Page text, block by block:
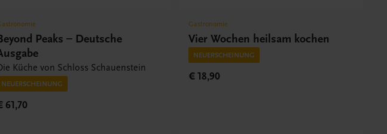
Peaks – Deutsche
Küche von Schloss Schauenstein
NEUERSCHEINUNG
61,70
Gastronomie
Vier Wochen heilsam kochen
NEUERSCHEINUNG
€ 18,90